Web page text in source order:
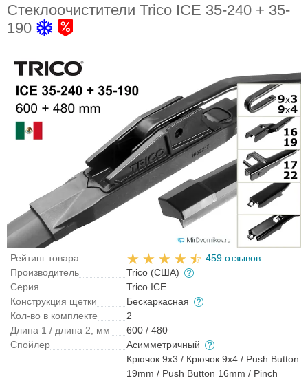
Стеклоочистители Trico ICE 35-240 + 35-
190
Рейтинг товара
459 отзывов
Производитель
Trico (США)
Серия
Trico ICE
Конструкция щетки
Бескаркасная
Кол-во в комплекте
2
Длина 1 / длина 2, мм
600 / 480
Спойлер
Асимметричный
Крючок 9x3 / Крючок 9x4 / Push Button
19mm / Push Button 16mm / Pinch